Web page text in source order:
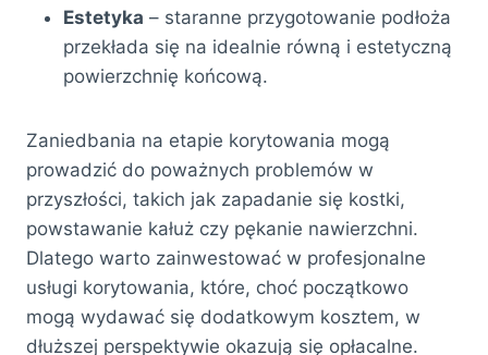
Estetyka – staranne przygotowanie podłoża
przekłada się na idealnie równą i estetyczną
powierzchnię końcową.
Zaniedbania na etapie korytowania mogą
prowadzić do poważnych problemów w
przyszłości, takich jak zapadanie się kostki,
powstawanie kałuż czy pękanie nawierzchni.
Dlatego warto zainwestować w profesjonalne
usługi korytowania, które, choć początkowo
mogą wydawać się dodatkowym kosztem, w
dłuższej perspektywie okazują się opłacalne.